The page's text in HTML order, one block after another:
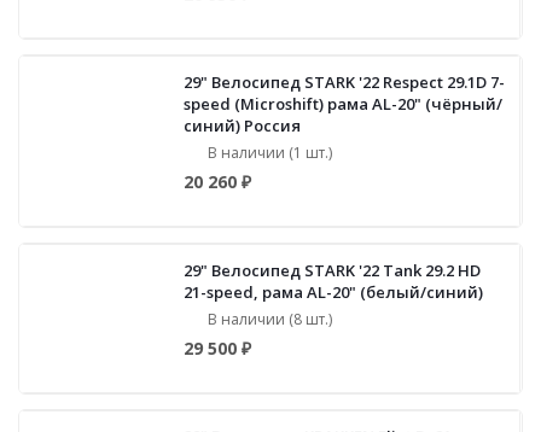
29" Велосипед STARK '22 Respect 29.1D 7-
speed (Microshift) рама AL-20" (чёрный/
синий) Россия
В наличии (1 шт.)
20 260 ₽
29" Велосипед STARK '22 Tank 29.2 НD
21-speed, рама AL-20" (белый/синий)
В наличии (8 шт.)
29 500 ₽